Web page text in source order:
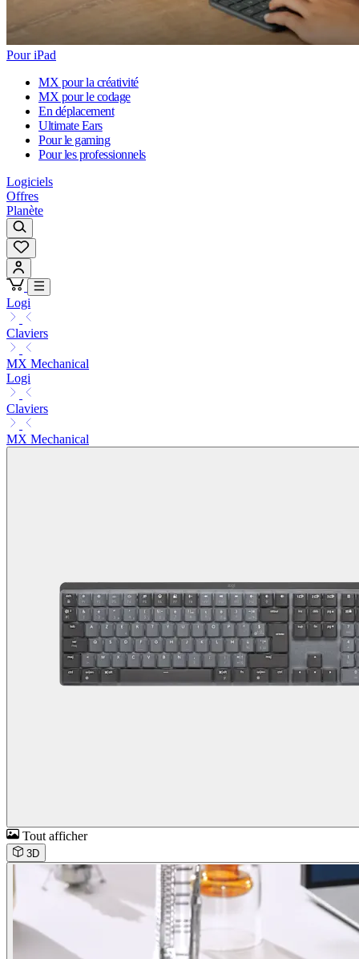
Pour iPad
MX pour la créativité
MX pour le codage
En déplacement
Ultimate Ears
Pour le gaming
Pour les professionnels
Logiciels
Offres
Planète
Logi
Claviers
MX Mechanical
Logi
Claviers
MX Mechanical
Tout afficher
3D